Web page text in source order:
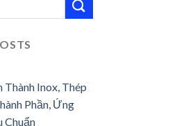
Thành Inox, Thép
Phần, Ứng
Chuẩn